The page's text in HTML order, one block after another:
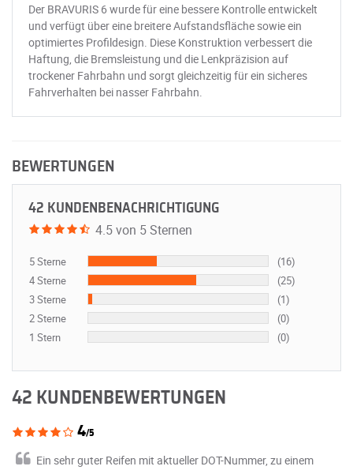
Der BRAVURIS 6 wurde für eine bessere Kontrolle entwickelt
und verfügt über eine breitere Aufstandsfläche sowie ein
optimiertes Profildesign. Diese Konstruktion verbessert die
Haftung, die Bremsleistung und die Lenkpräzision auf
trockener Fahrbahn und sorgt gleichzeitig für ein sicheres
Fahrverhalten bei nasser Fahrbahn.
BEWERTUNGEN
42 KUNDENBENACHRICHTIGUNG
4.5 von 5 Sternen
5 Sterne
(16)
4 Sterne
(25)
3 Sterne
(1)
2 Sterne
(0)
1 Stern
(0)
42 KUNDENBEWERTUNGEN
4/5
Ein sehr guter Reifen mit aktueller DOT-Nummer, zu einem